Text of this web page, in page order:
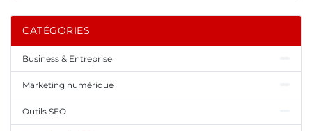
CATÉGORIES
Business & Entreprise
Marketing numérique
Outils SEO